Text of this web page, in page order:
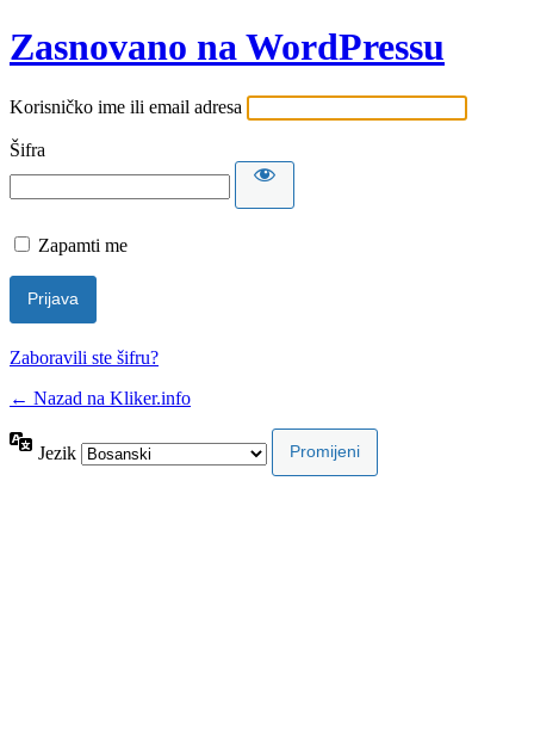
Zasnovano na WordPressu
Korisničko ime ili email adresa
Šifra
Zapamti me
Zaboravili ste šifru?
← Nazad na Kliker.info
Jezik